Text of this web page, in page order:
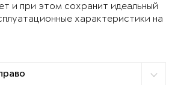
и при этом сохранит идеальный
характеристики на